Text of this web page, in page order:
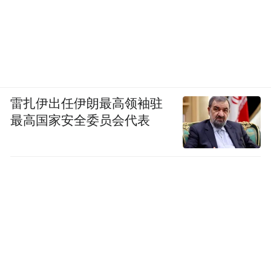
雷扎伊出任伊朗最高领袖驻
最高国家安全委员会代表